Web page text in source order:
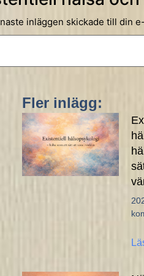
inläggen skickade till din
Fler inlägg: